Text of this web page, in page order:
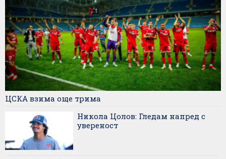
ЦСКА взима още трима
Никола Цолов: Гледам напред с
увереност